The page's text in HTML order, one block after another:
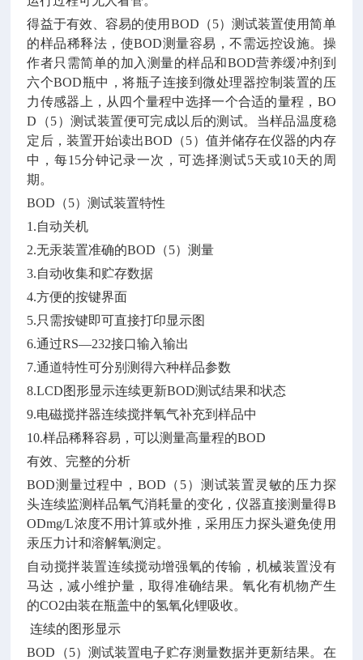
得益于有效、容易的使用 BOD（5）测试装置使用简单
的样品稀释法，使BOD测量容易，不需远控设施。操
作者只需简单的加入测量的样品和BOD营养缓冲剂到
六个BOD瓶中，将瓶子连接到微处理器控制装置的压
力传感器上，从四个量程中选择一个合适的量程，BO
D（5）测试装置便可完成以后的测试。当样品温度稳
定后，装置开始读出BOD（5）值并储存在仪器的内存
中，每15分钟记录一次，可选择测试5天或10天的周
期。
BOD（5）测试装置特性
1.自动关机
2.无汞装置准确的BOD（5）测量
3.自动收集和贮存数据
4.方便的按键界面
5.只需按键即可直接打印显示图
6.通过RS—232接口输入输出
7.通道特性可分别测得六种样品参数
8.LCD图形显示连续更新BOD测试结果和状态
9.电磁搅拌器连续搅拌氧气补充到样品中
10.样品稀释容易，可以测量高量程的BOD
有效、完整的分析
BOD测量过程中，BOD（5）测试装置灵敏的压力探
头连续监测样品氧气消耗量的变化，仪器直接测量得B
ODmg/L浓度不用计算或外推，采用压力探头避免使用
汞压力计和溶解氧测定。
自动搅拌装置连续搅动增强氧的传输，机械装置没有
马达，减小维护量，取得准确结果。氧化有机物产生
的CO2由装在瓶盖中的氢氧化锂吸收。
连续的图形显示
BOD（5）测试装置电子贮存测量数据并更新结果。在